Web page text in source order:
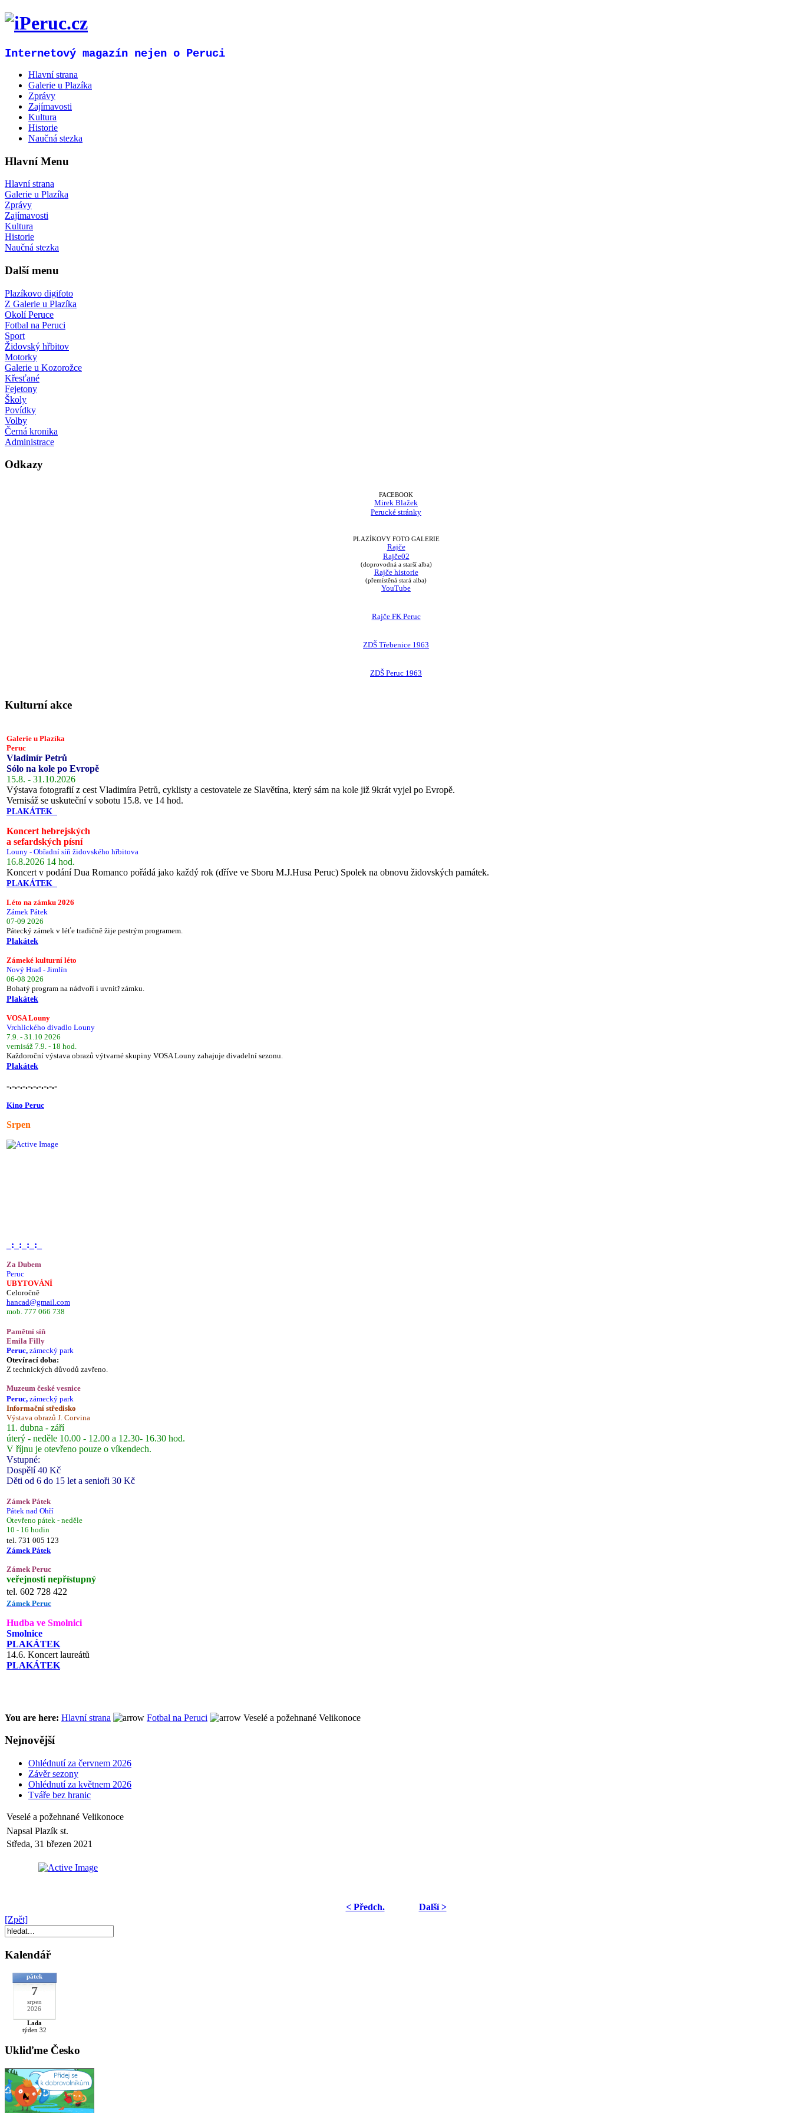
Internetový magazín nejen o Peruci
Hlavní strana
Galerie u Plazíka
Zprávy
Zajímavosti
Kultura
Historie
Naučná stezka
Hlavní Menu
Hlavní strana
Galerie u Plazíka
Zprávy
Zajímavosti
Kultura
Historie
Naučná stezka
Další menu
Plazíkovo digifoto
Z Galerie u Plazíka
Okolí Peruce
Fotbal na Peruci
Sport
Židovský hřbitov
Motorky
Galerie u Kozorožce
Křesťané
Fejetony
Školy
Povídky
Volby
Černá kronika
Administrace
Odkazy
FACEBOOK
Mirek Blažek
Perucké stránky
PLAZÍKOVY FOTO GALERIE
Rajče
Rajče02
(doprovodná a starší alba)
Rajče historie
(přemístěná stará alba)
YouTube
Rajče FK Peruc
ZDŠ Třebenice 1963
ZDŠ Peruc 1963
Kulturní akce
Galerie u Plazíka
Peruc
Vladimír Petrů
Sólo na kole po Evropě
15.8. - 31.10.2026
Výstava fotografií z cest Vladimíra Petrů, cyklisty a cestovatele ze Slavětína, který sám na kole již 9krát vyjel po Evropě.
Vernisáž se uskuteční v sobotu 15.8. ve 14 hod.
PLAKÁTEK
Koncert hebrejských
a sefardských písní
Louny - Obřadní síň židovského hřbitova
16.8.2026 14 hod.
Koncert v podání Dua Romanco pořádá jako každý rok (dříve ve Sboru M.J.Husa Peruc) Spolek na obnovu židovských památek.
PLAKÁTEK
Léto na zámku 2026
Zámek Pátek
07-09 2026
Pátecký zámek v léťe tradičně žije pestrým programem.
Plakátek
Zámeké kulturní léto
Nový Hrad - Jimlín
06-08 2026
Bohatý program na nádvoří i uvnitř zámku.
Plakátek
VOSA Louny
Vrchlického divadlo Louny
7.9. - 31.10 2026
vernisáž 7.9. - 18 hod.
Každoroční výstava obrazů výtvarné skupiny VOSA Louny zahajuje divadelní sezonu.
Plakátek
-.-.-.-.-.-.-.-.-.-
Kino Peruc
Srpen
_:_:_:_:_
Za Dubem
Peruc
UBYTOVÁNÍ
Celoročně
hancad@gmail.com
mob. 777 066 738
Pamětní síň
Emila Filly
Peruc, zámecký park
Otevírací doba:
Z technických důvodů zavřeno.
Muzeum české vesnice
Peruc, zámecký park
Informační středisko
Výstava obrazů J. Corvina
11. dubna - září
úterý - neděle 10.00 - 12.00 a 12.30- 16.30 hod.
V říjnu je otevřeno pouze o víkendech.
Vstupné:
Dospělí 40 Kč
Děti od 6 do 15 let a senioři 30 Kč
Zámek Pátek
Pátek nad Ohří
Otevřeno pátek - neděle
10 - 16 hodin
tel. 731 005 123
Zámek Pátek
Zámek Peruc
veřejnosti nepřístupný
tel. 602 728 422
Zámek Peruc
Hudba ve Smolnici
Smolnice
PLAKÁTEK
14.6. Koncert laureátů
PLAKÁTEK
You are here: Hlavní strana Fotbal na Peruci Veselé a požehnané Velikonoce
Nejnovější
Ohlédnutí za červnem 2026
Závěr sezony
Ohlédnutí za květnem 2026
Tváře bez hranic
Veselé a požehnané Velikonoce
Napsal Plazík st.
Středa, 31 březen 2021
< Předch.
Další >
[Zpět]
Kalendář
pátek
7
srpen
2026
Lada
týden 32
Ukliďme Česko